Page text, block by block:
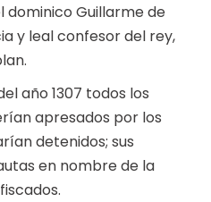
dominico Guillarme de
y leal confesor del rey,
año 1307 todos los
apresados por los
detenidos; sus
en nombre de la